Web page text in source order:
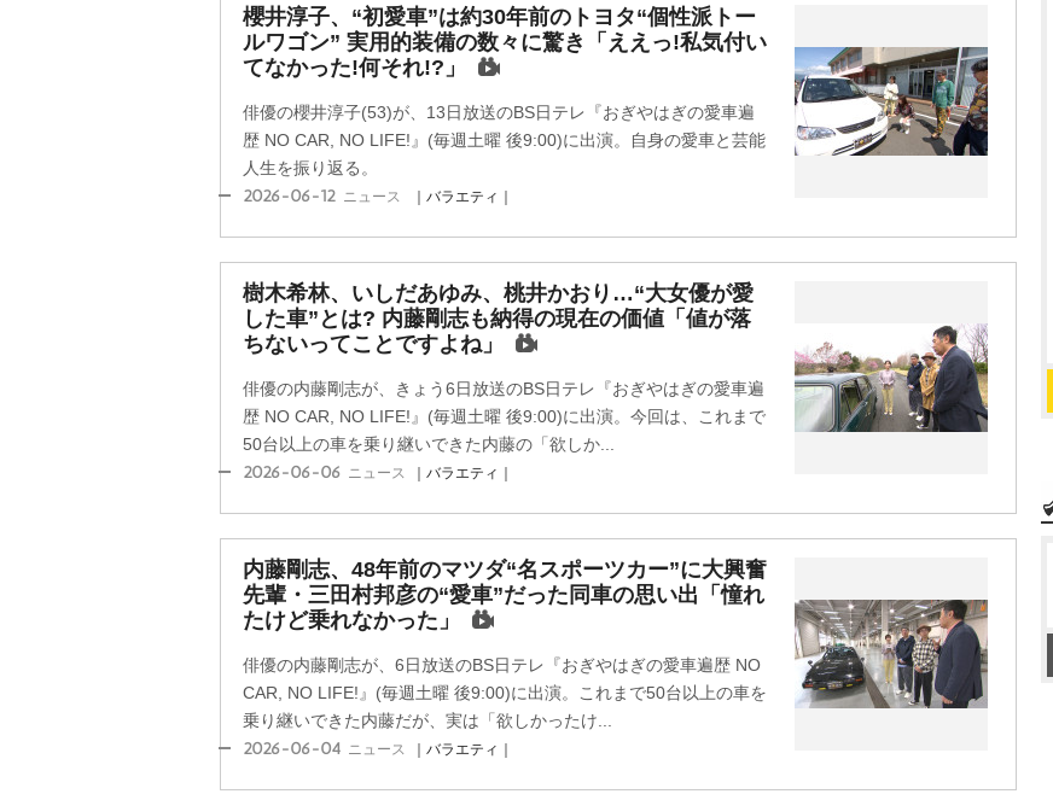
櫻井淳子、“初愛車”は約30年前のトヨタ“個性派トー
ルワゴン” 実用的装備の数々に驚き「ええっ!私気付い
てなかった!何それ!?」
俳優の櫻井淳子(53)が、13日放送のBS日テレ『おぎやはぎの愛車遍
歴 NO CAR, NO LIFE!』(毎週土曜 後9:00)に出演。自身の愛車と芸能
人生を振り返る。
2026-06-12 ニュース ｜バラエティ｜
樹木希林、いしだあゆみ、桃井かおり…“大女優が愛
した車”とは? 内藤剛志も納得の現在の価値「値が落
ちないってことですよね」
俳優の内藤剛志が、きょう6日放送のBS日テレ『おぎやはぎの愛車遍
歴 NO CAR, NO LIFE!』(毎週土曜 後9:00)に出演。今回は、これまで
50台以上の車を乗り継いできた内藤の「欲しか...
2026-06-06 ニュース ｜バラエティ｜
内藤剛志、48年前のマツダ“名スポーツカー”に大興奮
先輩・三田村邦彦の“愛車”だった同車の思い出「憧れ
たけど乗れなかった」
俳優の内藤剛志が、6日放送のBS日テレ『おぎやはぎの愛車遍歴 NO
CAR, NO LIFE!』(毎週土曜 後9:00)に出演。これまで50台以上の車を
乗り継いできた内藤だが、実は「欲しかったけ...
2026-06-04 ニュース ｜バラエティ｜